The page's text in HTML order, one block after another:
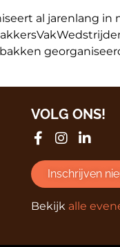
al jarenlang
VOLG ONS!
Inschrijven
Bekijk alle